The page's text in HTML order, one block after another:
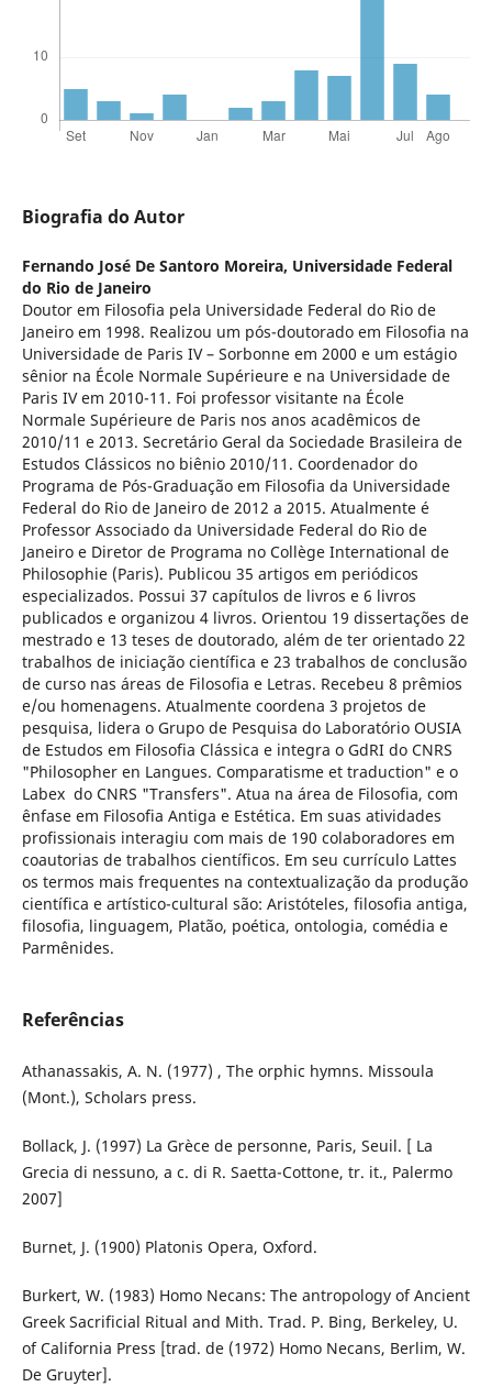
Biografia do Autor
Fernando José De Santoro Moreira, Universidade Federal
do Rio de Janeiro
Doutor em Filosofia pela Universidade Federal do Rio de
Janeiro em 1998. Realizou um pós-doutorado em Filosofia na
Universidade de Paris IV – Sorbonne em 2000 e um estágio
sênior na École Normale Supérieure e na Universidade de
Paris IV em 2010-11. Foi professor visitante na École
Normale Supérieure de Paris nos anos acadêmicos de
2010/11 e 2013. Secretário Geral da Sociedade Brasileira de
Estudos Clássicos no biênio 2010/11. Coordenador do
Programa de Pós-Graduação em Filosofia da Universidade
Federal do Rio de Janeiro de 2012 a 2015. Atualmente é
Professor Associado da Universidade Federal do Rio de
Janeiro e Diretor de Programa no Collège International de
Philosophie (Paris). Publicou 35 artigos em periódicos
especializados. Possui 37 capítulos de livros e 6 livros
publicados e organizou 4 livros. Orientou 19 dissertações de
mestrado e 13 teses de doutorado, além de ter orientado 22
trabalhos de iniciação científica e 23 trabalhos de conclusão
de curso nas áreas de Filosofia e Letras. Recebeu 8 prêmios
e/ou homenagens. Atualmente coordena 3 projetos de
pesquisa, lidera o Grupo de Pesquisa do Laboratório OUSIA
de Estudos em Filosofia Clássica e integra o GdRI do CNRS
"Philosopher en Langues. Comparatisme et traduction" e o
Labex do CNRS "Transfers". Atua na área de Filosofia, com
ênfase em Filosofia Antiga e Estética. Em suas atividades
profissionais interagiu com mais de 190 colaboradores em
coautorias de trabalhos científicos. Em seu currículo Lattes
os termos mais frequentes na contextualização da produção
científica e artístico-cultural são: Aristóteles, filosofia antiga,
filosofia, linguagem, Platão, poética, ontologia, comédia e
Parmênides.
Referências
Athanassakis, A. N. (1977) , The orphic hymns. Missoula
(Mont.), Scholars press.
Bollack, J. (1997) La Grèce de personne, Paris, Seuil. [ La
Grecia di nessuno, a c. di R. Saetta-Cottone, tr. it., Palermo
2007]
Burnet, J. (1900) Platonis Opera, Oxford.
Burkert, W. (1983) Homo Necans: The antropology of Ancient
Greek Sacrificial Ritual and Mith. Trad. P. Bing, Berkeley, U.
of California Press [trad. de (1972) Homo Necans, Berlim, W.
De Gruyter].